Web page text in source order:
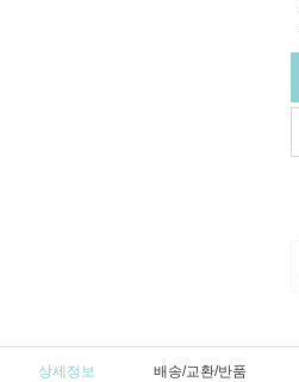
상세정보 배송/교환/반품